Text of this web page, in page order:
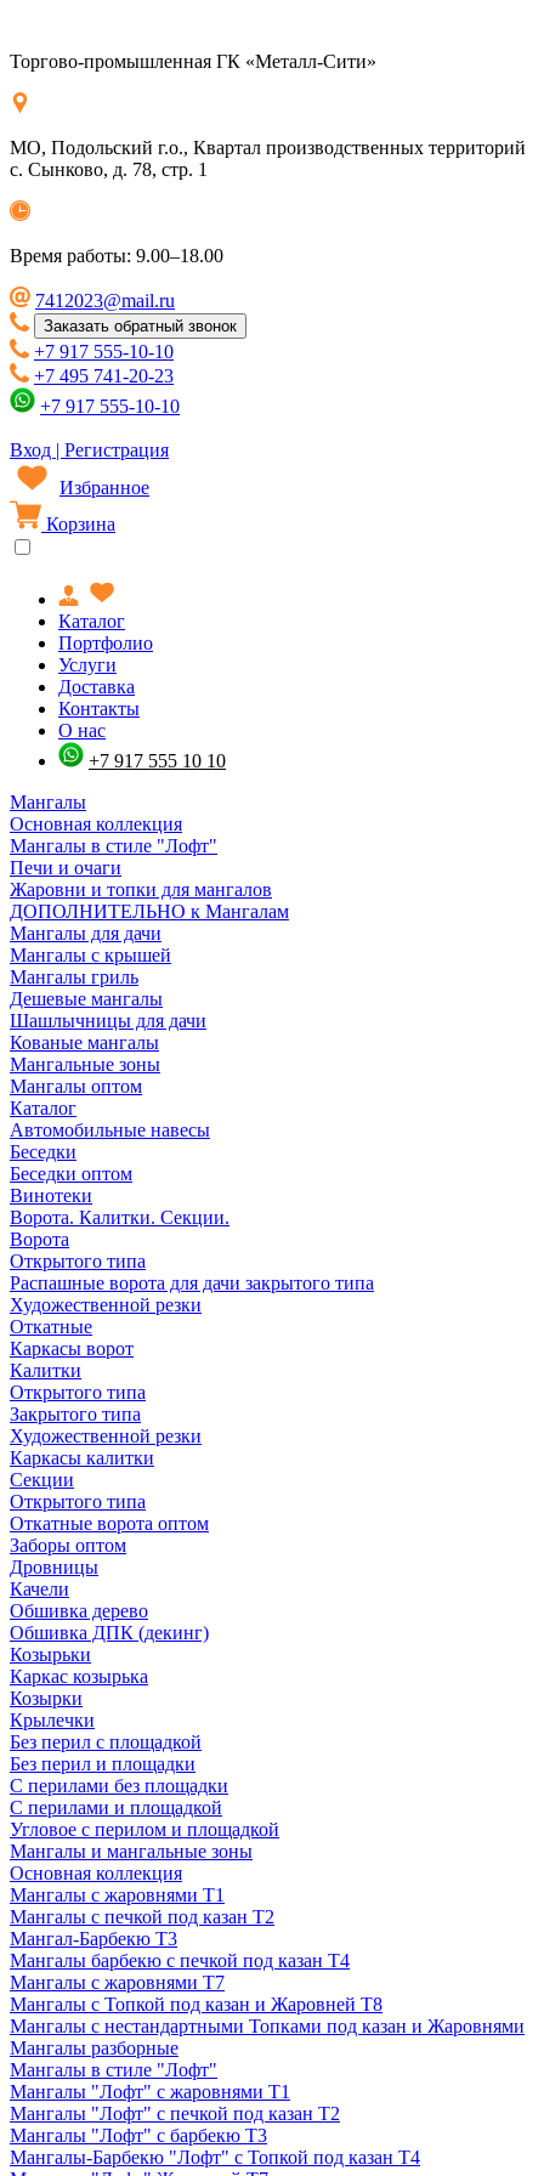
Торгово-промышленная ГК «Металл-Сити»
МО, Подольский г.о., Квартал производственных территорий
с. Сынково, д. 78, стр. 1
Время работы: 9.00–18.00
7412023@mail.ru
Заказать обратный звонок
+7 917 555-10-10
+7 495 741-20-23
+7 917 555-10-10
Вход | Регистрация
Избранное
Корзина
Каталог
Портфолио
Услуги
Доставка
Контакты
О нас
+7 917 555 10 10
Мангалы
Основная коллекция
Мангалы в стиле "Лофт"
Печи и очаги
Жаровни и топки для мангалов
ДОПОЛНИТЕЛЬНО к Мангалам
Мангалы для дачи
Мангалы с крышей
Мангалы гриль
Дешевые мангалы
Шашлычницы для дачи
Кованые мангалы
Мангальные зоны
Мангалы оптом
Каталог
Автомобильные навесы
Беседки
Беседки оптом
Винотеки
Ворота. Калитки. Секции.
Ворота
Открытого типа
Распашные ворота для дачи закрытого типа
Художественной резки
Откатные
Каркасы ворот
Калитки
Открытого типа
Закрытого типа
Художественной резки
Каркасы калитки
Секции
Открытого типа
Откатные ворота оптом
Заборы оптом
Дровницы
Качели
Обшивка дерево
Обшивка ДПК (декинг)
Козырьки
Каркас козырька
Козырки
Крылечки
Без перил с площадкой
Без перил и площадки
С перилами без площадки
С перилами и площадкой
Угловое с перилом и площадкой
Мангалы и мангальные зоны
Основная коллекция
Мангалы с жаровнями Т1
Мангалы с печкой под казан Т2
Мангал-Барбекю Т3
Мангалы барбекю с печкой под казан Т4
Мангалы с жаровнями Т7
Мангалы с Топкой под казан и Жаровней Т8
Мангалы с нестандартными Топками под казан и Жаровнями
Мангалы разборные
Мангалы в стиле "Лофт"
Мангалы "Лофт" с жаровнями Т1
Мангалы "Лофт" с печкой под казан Т2
Мангалы "Лофт" с барбекю Т3
Мангалы-Барбекю "Лофт" с Топкой под казан Т4